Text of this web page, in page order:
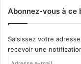
Abonnez-vous à ce
Saisissez votre
recevoir une
Adresse